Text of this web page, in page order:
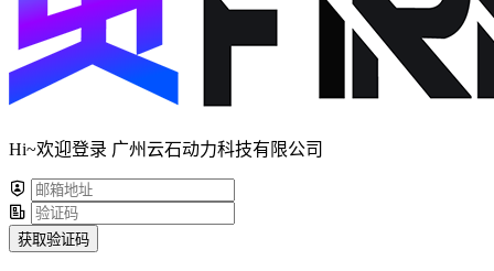
Hi~欢迎登录 广州云石动力科技有限公司
获取验证码